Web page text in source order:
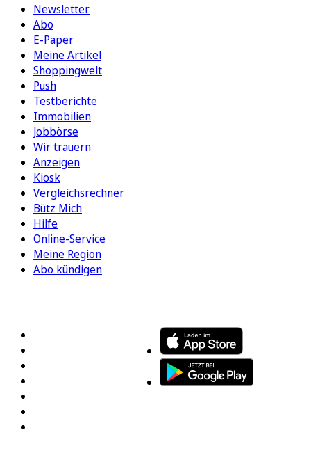
Newsletter
Abo
E-Paper
Meine Artikel
Shoppingwelt
Push
Testberichte
Immobilien
Jobbörse
Wir trauern
Anzeigen
Kiosk
Vergleichsrechner
Bütz Mich
Hilfe
Online-Service
Meine Region
Abo kündigen